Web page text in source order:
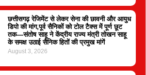
छत्तीसगढ़ रेजिमेंट से लेकर सेना की छावनी और आयुध
डिपो की मांग,पूर्व सैनिकों को टोल टैक्स में पूर्ण छूट
तक—संतोष साहू ने केंद्रीय राज्य मंत्री तोखन साहू
के समक्ष उठाई सैनिक हितों की प्रमुख मांगें
August 3, 2026